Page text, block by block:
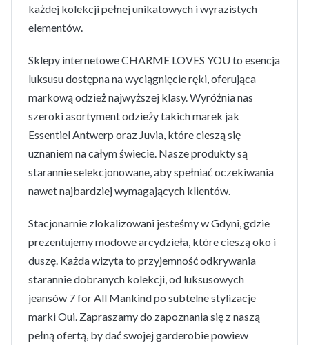
każdej kolekcji pełnej unikatowych i wyrazistych
elementów.
Sklepy internetowe CHARME LOVES YOU to esencja
luksusu dostępna na wyciągnięcie ręki, oferująca
markową odzież najwyższej klasy. Wyróżnia nas
szeroki asortyment odzieży takich marek jak
Essentiel Antwerp oraz Juvia, które cieszą się
uznaniem na całym świecie. Nasze produkty są
starannie selekcjonowane, aby spełniać oczekiwania
nawet najbardziej wymagających klientów.
Stacjonarnie zlokalizowani jesteśmy w Gdyni, gdzie
prezentujemy modowe arcydzieła, które cieszą oko i
duszę. Każda wizyta to przyjemność odkrywania
starannie dobranych kolekcji, od luksusowych
jeansów 7 for All Mankind po subtelne stylizacje
marki Oui. Zapraszamy do zapoznania się z naszą
pełną ofertą, by dać swojej garderobie powiew